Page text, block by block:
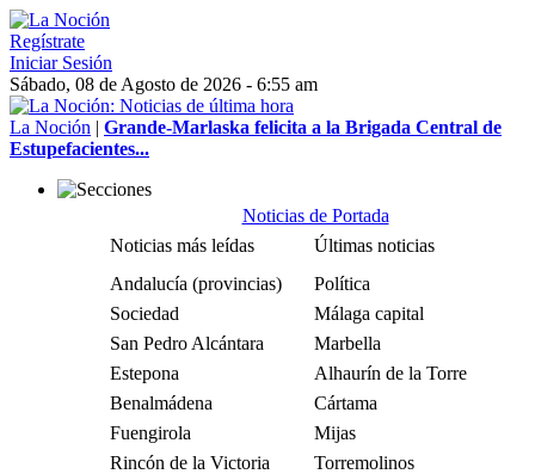
Regístrate
Iniciar Sesión
Sábado, 08 de Agosto de 2026 - 6:55 am
La Noción | Grande-Marlaska felicita a la Brigada Central de
Estupefacientes...
Noticias de Portada
Noticias más leídas
Últimas noticias
Andalucía (provincias)
Política
Sociedad
Málaga capital
San Pedro Alcántara
Marbella
Estepona
Alhaurín de la Torre
Benalmádena
Cártama
Fuengirola
Mijas
Rincón de la Victoria
Torremolinos